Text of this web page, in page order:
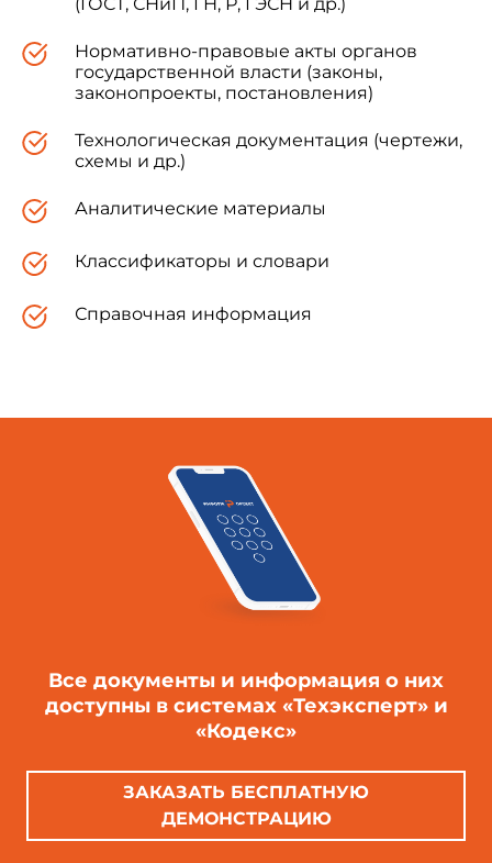
Нормативно-правовые акты органов
государственной власти (законы,
законопроекты, постановления)
Технологическая документация (чертежи,
схемы и др.)
Аналитические материалы
Классификаторы и словари
Справочная информация
Все документы и информация о них
доступны в системах «Техэксперт» и
«Кодекс»
ЗАКАЗАТЬ БЕСПЛАТНУЮ
ДЕМОНСТРАЦИЮ